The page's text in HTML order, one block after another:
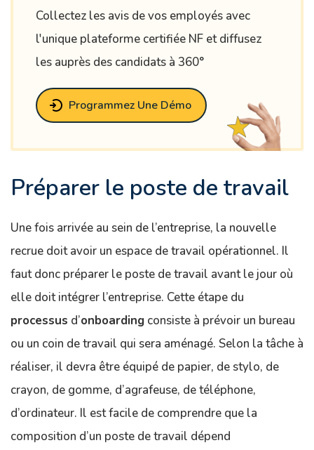
Collectez les avis de vos employés avec
l'unique plateforme certifiée NF et diffusez
les auprès des candidats à 360°
Programmez Une Démo
Préparer le poste de travail
Une fois arrivée au sein de l’entreprise, la nouvelle
recrue doit avoir un espace de travail opérationnel. Il
faut donc préparer le poste de travail avant le jour où
elle doit intégrer l’entreprise. Cette étape du
processus d’onboarding consiste à prévoir un bureau
ou un coin de travail qui sera aménagé. Selon la tâche à
réaliser, il devra être équipé de papier, de stylo, de
crayon, de gomme, d’agrafeuse, de téléphone,
d’ordinateur. Il est facile de comprendre que la
composition d’un poste de travail dépend